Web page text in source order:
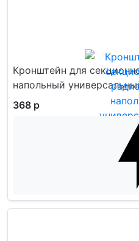
Кронштейн для
напольный
368 р